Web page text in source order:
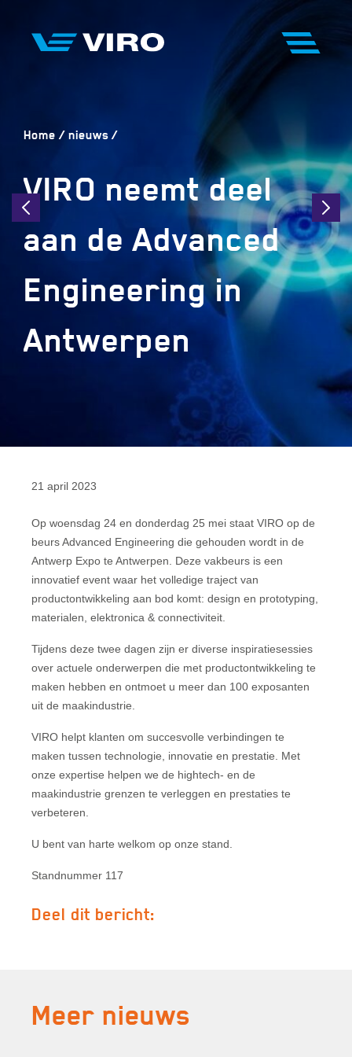
Home nieuws
VIRO neemt deel
aan de Advanced
Engineering in
Antwerpen
21 april 2023
Op woensdag 24 en donderdag 25 mei staat VIRO op de
beurs Advanced Engineering die gehouden wordt in de
Antwerp Expo te Antwerpen. Deze vakbeurs is een
innovatief event waar het volledige traject van
productontwikkeling aan bod komt: design en prototyping,
materialen, elektronica & connectiviteit.
Tijdens deze twee dagen zijn er diverse inspiratiesessies
over actuele onderwerpen die met productontwikkeling te
maken hebben en ontmoet u meer dan 100 exposanten
uit de maakindustrie.
VIRO helpt klanten om succesvolle verbindingen te
maken tussen technologie, innovatie en prestatie. Met
onze expertise helpen we de hightech- en de
maakindustrie grenzen te verleggen en prestaties te
verbeteren.
U bent van harte welkom op onze stand.
Standnummer 117
Deel dit bericht:
Meer nieuws